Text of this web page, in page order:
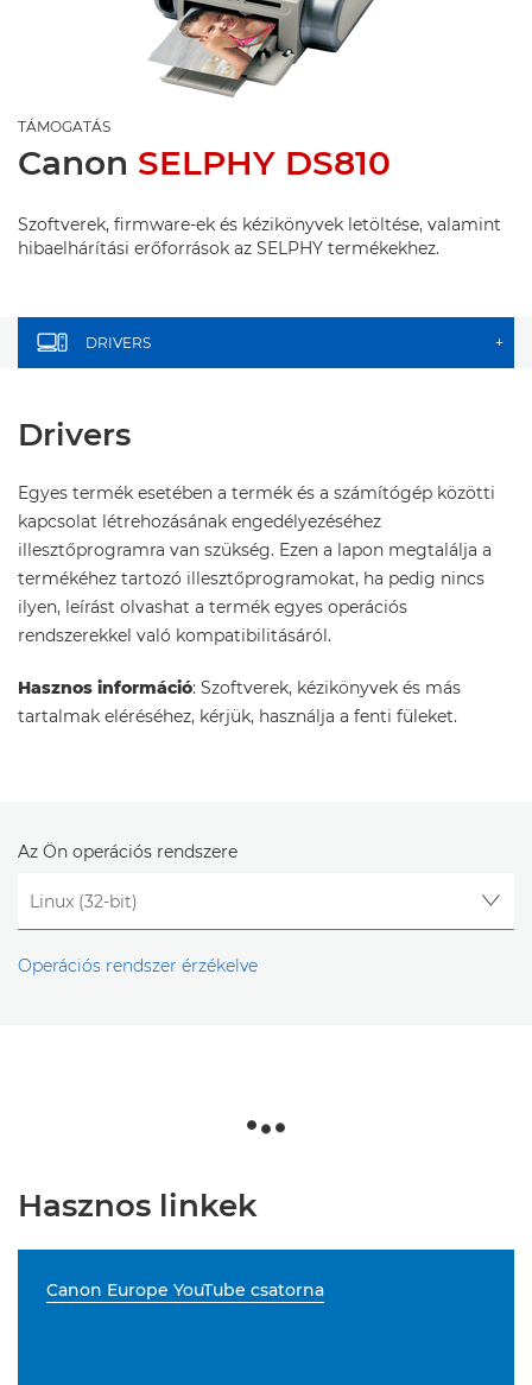
TÁMOGATÁS
Canon SELPHY DS810
Szoftverek, firmware-ek és kézikönyvek letöltése, valamint
hibaelhárítási erőforrások az SELPHY termékekhez.
DRIVERS +
Drivers
Egyes termék esetében a termék és a számítógép közötti
kapcsolat létrehozásának engedélyezéséhez
illesztőprogramra van szükség. Ezen a lapon megtalálja a
termékéhez tartozó illesztőprogramokat, ha pedig nincs
ilyen, leírást olvashat a termék egyes operációs
rendszerekkel való kompatibilitásáról.
Hasznos információ: Szoftverek, kézikönyvek és más
tartalmak eléréséhez, kérjük, használja a fenti füleket.
Az Ön operációs rendszere
Operációs rendszer érzékelve
Hasznos linkek
Canon Europe YouTube csatorna